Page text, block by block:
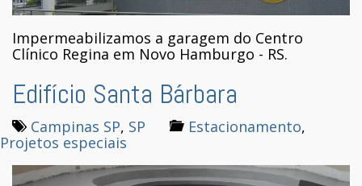
Impermeabilizamos a garagem do Centro
Clínico Regina em Novo Hamburgo - RS.
Edifício Santa Bárbara
Campinas SP, SP Estacionamento,
Projetos especiais